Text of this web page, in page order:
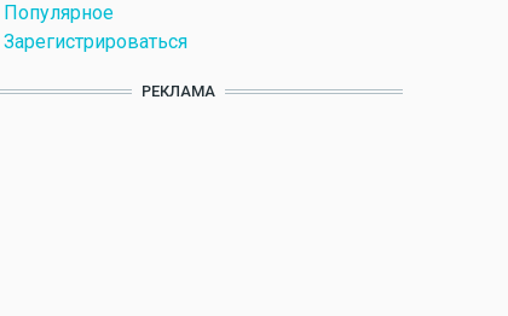
Популярное
Зарегистрироваться
РЕКЛАМА